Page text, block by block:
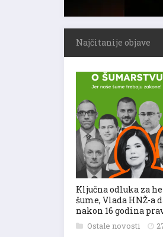
Najčitanije objave
Ključna odluka za
šume, Vlada HNŽ-a
nakon 16 godina
Ostale novosti